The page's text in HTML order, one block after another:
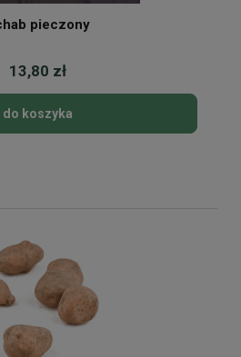
pieczony
13,80 zł
do koszyka